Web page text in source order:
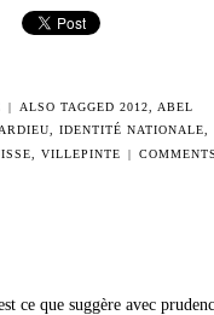
| ALSO TAGGED2012
ABEL
IDENTITÉ NATIONALE
VILLEPINTE |
COMMENTS
ce que suggère avec